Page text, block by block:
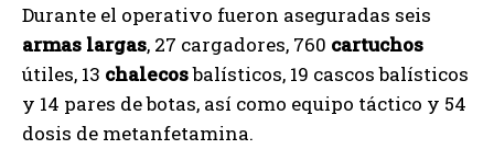
Durante el operativo fueron aseguradas seis
armas largas, 27 cargadores, 760 cartuchos
útiles, 13 chalecosbalísticos, 19 cascos balísticos
y 14 pares de botas, así como equipo táctico y 54
dosis de metanfetamina.